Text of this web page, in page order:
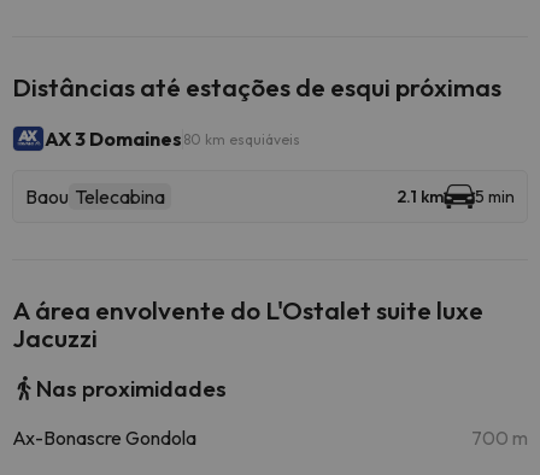
Distâncias até estações de esqui próximas
AX 3 Domaines 80 km esquiáveis
Baou Telecabina 2.1 km 5 min
A área envolvente do L'Ostalet suite luxe
Jacuzzi
Nas proximidades
Ax-Bonascre Gondola 700 m